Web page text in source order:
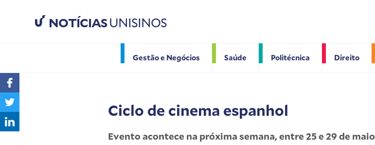
NOTÍCIASUNISINOS
Gestão e Negócios Saúde Politécnica Direito
Ciclo de cinema espanhol
Evento acontece na próxima semana, entre 25 e 29 de maio